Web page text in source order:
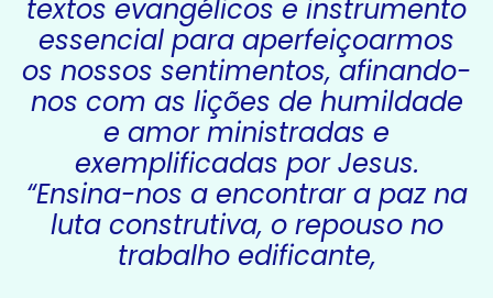
textos evangélicos e instrumento
essencial para aperfeiçoarmos
os nossos sentimentos, afinando-
nos com as lições de humildade
e amor ministradas e
exemplificadas por Jesus.
“Ensina-nos a encontrar a paz na
luta construtiva, o repouso no
trabalho edificante,